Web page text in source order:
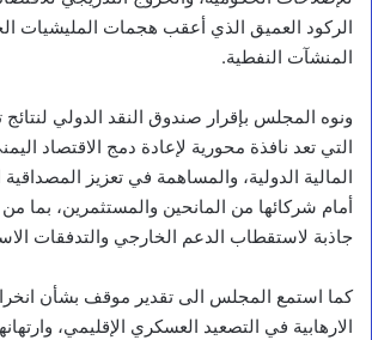
الركود العميق الذي أعقب هجمات المليشيات
المنشآت النفطية.
ونوه المجلس بإقرار صندوق النقد الدولي
التي تعد نافذة محورية لإعادة دمج الاقتصاد
المالية الدولية، والمساهمة في تعزيز المصداقية
أمام شركائها من المانحين والمستثمرين، بما من
جاذبة لاستقطاب الدعم الخارجي والتدفقات
كما استمع المجلس الى تقدير موقف بشأن
الارهابية في التصعيد العسكري الإقليمي،